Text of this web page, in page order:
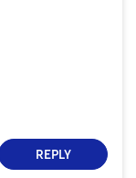
REPLY